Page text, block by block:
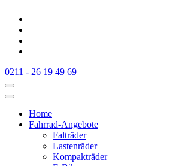
:Downtownbikes
Der Fahrradladen in Düsseldorf am Hauptbahnhof
0211 - 26 19 49 69
Home
Fahrrad-Angebote
Falträder
Lastenräder
Kompakträder